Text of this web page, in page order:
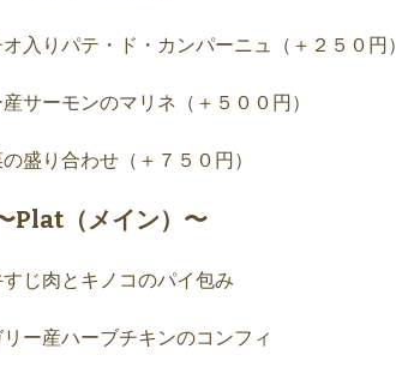
入りパテ・ド・カンパーニュ（＋２５０円）
サーモンのマリネ（＋５００円）
盛り合わせ（＋７５０円）
Plat（メイン）〜
じ肉とキノコのパイ包み
ー産ハーブチキンのコンフィ